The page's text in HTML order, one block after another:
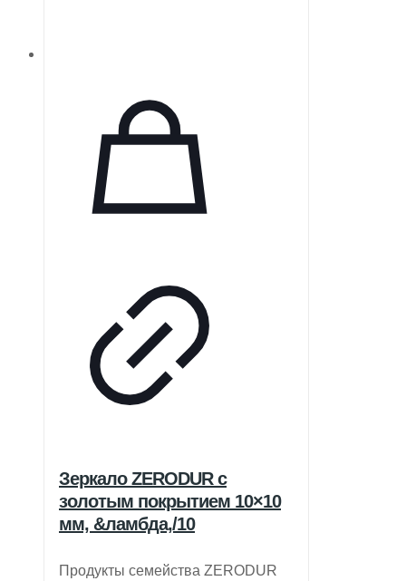
Зеркало ZERODUR с
золотым покрытием 10×10
мм, &ламбда,/10
Продукты семейства ZERODUR